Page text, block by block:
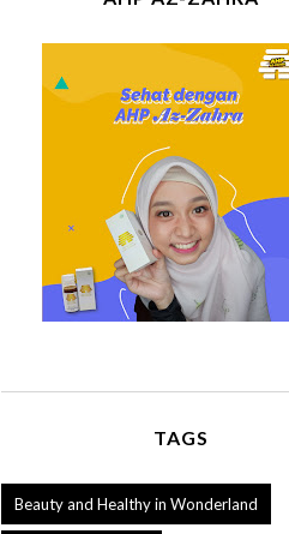
TAGS
Beauty and Healthy in Wonderland